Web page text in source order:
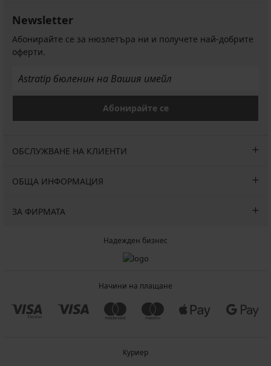
Newsletter
Абонирайте се за нюзлетъра ни и получете най-добрите
оферти.
Абонирайте се
ОБСЛУЖВАНЕ НА КЛИЕНТИ
ОБЩА ИНФОРМАЦИЯ
ЗА ФИРМАТА
Надежден бизнес
Начини на плащане
Куриер